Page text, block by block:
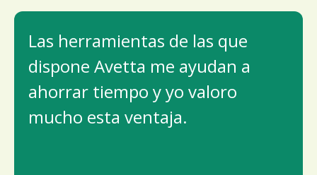
Las herramientas de las que
dispone Avetta me ayudan a
ahorrar tiempo y yo valoro
mucho esta ventaja.